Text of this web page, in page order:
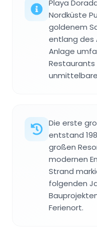
Playa
Nordküste
goldenem
entlang des
Anlage
Restaurants
Die erste
entstand
großen
modernen
Strand
folgenden
Ferienort.